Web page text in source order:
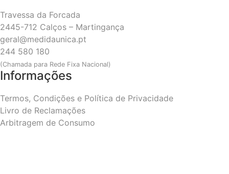
Travessa da Forcada
2445-712 Calços – Martingança
geral@medidaunica.pt
244 580 180
(Chamada para Rede Fixa Nacional)
Informações
Termos, Condições e Política de Privacidade
Livro de Reclamações
Arbitragem de Consumo